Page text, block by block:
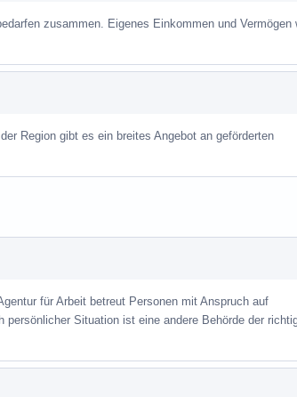
zusammen. Eigenes Einkommen und Vermögen
Region gibt es ein breites Angebot an geförderten
für Arbeit betreut Personen mit Anspruch auf
Situation ist eine andere Behörde der